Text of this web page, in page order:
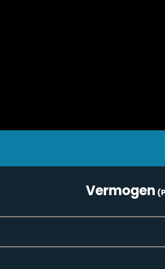
Vermogen